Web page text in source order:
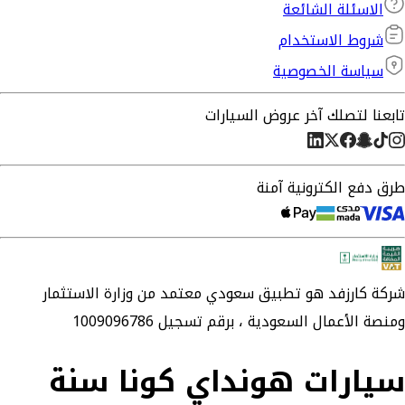
الاسئلة الشائعة
شروط الاستخدام
سياسة الخصوصية
تابعنا لتصلك آخر عروض السيارات
طرق دفع الكترونية آمنة
شركةكارزفدهو تطبيق سعودي معتمد من وزارة الاستثمار
ومنصة الأعمال السعودية ،برقم تسجيل 1009096786
سيارات هونداي كونا سنة